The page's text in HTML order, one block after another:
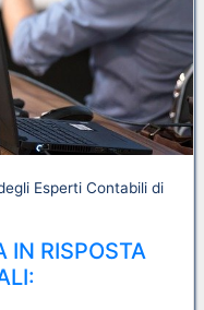
Esperti Contabili di
IN RISPOSTA